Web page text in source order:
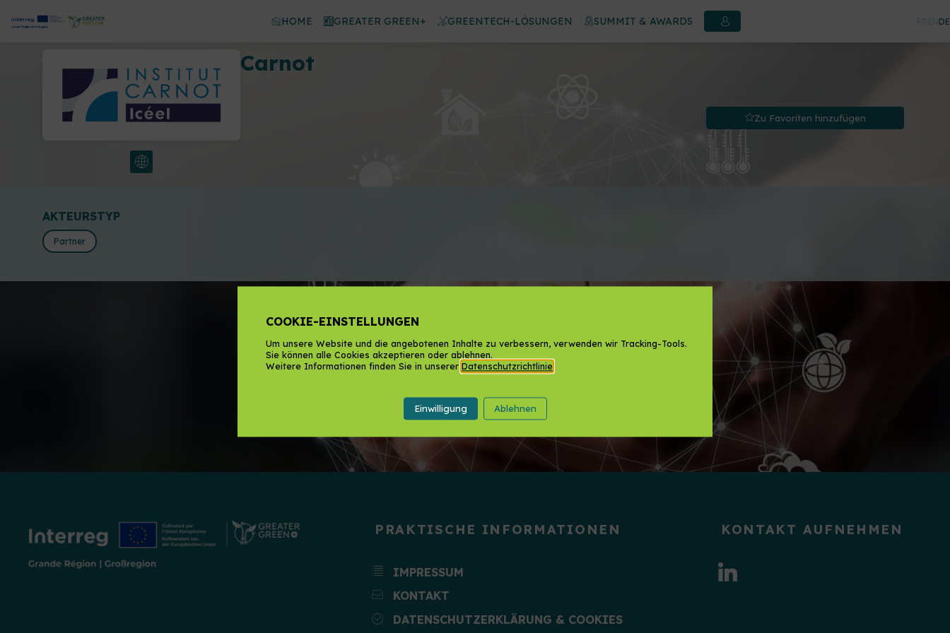
HOME GREATER GREEN+ GREENTECH-LÖSUNGEN SUMMIT & AWARDS DE
Zu Favoriten hinzufügen
Carnot
AKTEURSTYP
Partner
PRAKTISCHE INFORMATIONEN
IMPRESSUM
KONTAKT
DATENSCHUTZERKLÄRUNG & COOKIES
KONTAKT AUFNEHMEN
COOKIE-EINSTELLUNGEN
Um unsere Website und die angebotenen Inhalte zu verbessern, verwenden wir Tracking-Tools.
Sie können alle Cookies akzeptieren oder ablehnen.
Weitere Informationen finden Sie in unserer Datenschutzrichtlinie
Einwilligung Ablehnen